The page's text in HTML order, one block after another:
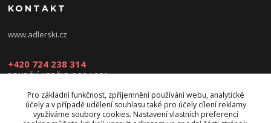
KONTAKT
www.adlerski.cz
+420 724 238 314
PONDĚLÍ-NEDĚLE: 8:30-16:30
eshop@adler-ski.cz
Pro základní funkčnost, zpříjemnění používání webu, analytické
účely a v případě udělení souhlasu také pro účely cílení reklamy
využíváme soubory cookies. Nastavení vlastních preferencí